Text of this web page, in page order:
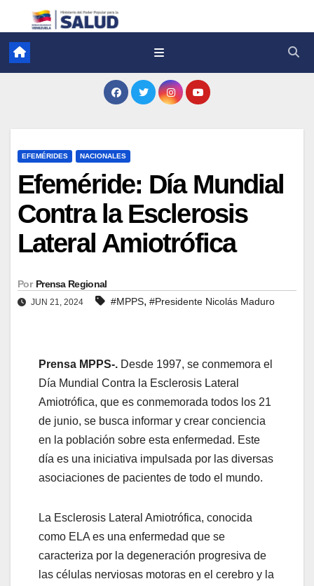
EFEMÉRIDES NACIONALES
Efeméride: Día Mundial
Contra la Esclerosis
Lateral Amiotrófica
Por Prensa Regional
JUN 21, 2024 #MPPS, #Presidente Nicolás Maduro
Prensa MPPS-. Desde 1997, se conmemora el
Día Mundial Contra la Esclerosis Lateral
Amiotrófica, que es conmemorada todos los 21
de junio, se busca informar y crear conciencia
en la población sobre esta enfermedad. Este
día es una iniciativa impulsada por las diversas
asociaciones de pacientes de todo el mundo.
La Esclerosis Lateral Amiotrófica, conocida
como ELA es una enfermedad que se
caracteriza por la degeneración progresiva de
las células nerviosas motoras en el cerebro y la